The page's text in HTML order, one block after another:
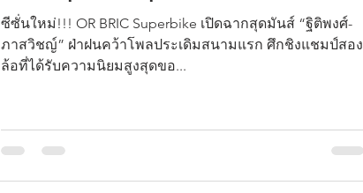
ซีซั่นใหม่!!! OR BRIC Superbike เปิดฉากสุดมันส์ “ฐิติพงศ์-
ภาสวิชญ์” ฝ่าฝนคว้าโพลประเดิมสนามแรก ศึกชิงแชมป์สอง
ล้อที่ได้รับความนิยมสูงสุดขอ...